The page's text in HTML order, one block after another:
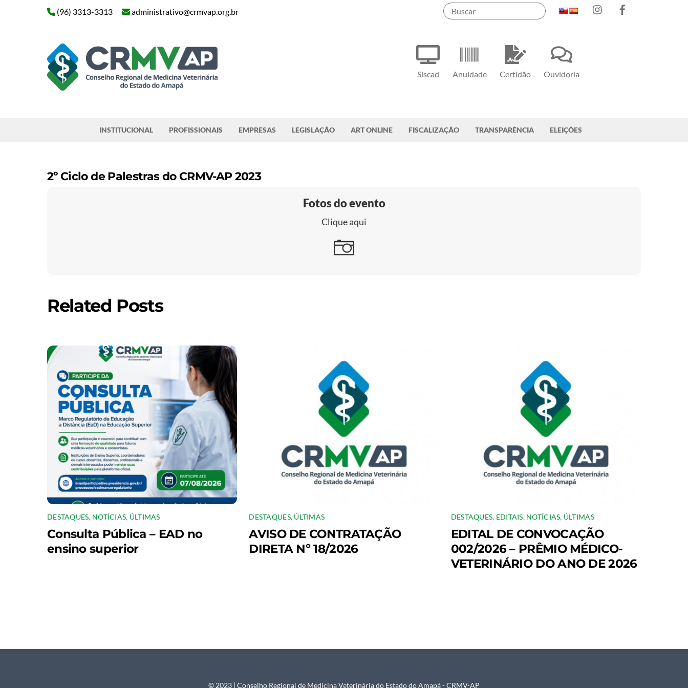
Siscad Anuidade Certidão Ouvidoria
Instagram
(96) 3313-3313
administrativo@crmvap.org.br
INSTITUCIONAL PROFISSIONAIS EMPRESAS LEGISLAÇÃO ART ONLINE FISCALIZAÇÃO TRANSPARÊNCIA ELEIÇÕES
2º Ciclo de Palestras do CRMV-AP 2023
Fotos do evento
Clique aqui
Related Posts
DESTAQUES, NOTÍCIAS, ÚLTIMAS
Consulta Pública – EAD no
ensino superior
DESTAQUES, ÚLTIMAS
AVISO DE CONTRATAÇÃO
DIRETA Nº 18/2026
DESTAQUES, EDITAIS, NOTÍCIAS, ÚLTIMAS
EDITAL DE CONVOCAÇÃO
002/2026 – PRÊMIO MÉDICO-
VETERINÁRIO DO ANO DE 2026
Back
© 2023 | Conselho Regional de Medicina Veterinária do Estado do Amapá - CRMV-AP